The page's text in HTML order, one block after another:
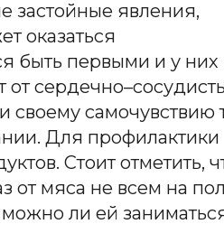
застойные явления,
оказаться
быть первыми и у них
своему самочувствию
Для профилактики
Стоит отметить,
от мяса не всем на
можно ли ей